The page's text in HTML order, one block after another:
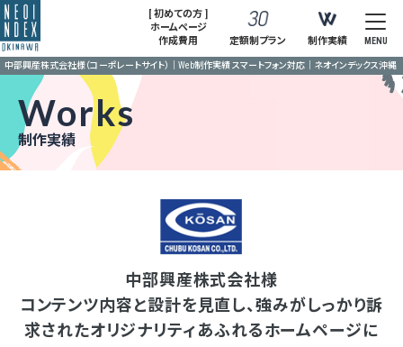
[ 初めての方 ]
ホームページ
作成費用
定額制プラン 制作実績 MENU
中部興産株式会社様（コーポレートサイト）｜Web制作実績 スマートフォン対応｜ネオインデックス沖縄
Works
制作実績
中部興産株式会社様
コンテンツ内容と設計を見直し、強みがしっかり訴
求されたオリジナリティあふれるホームページに